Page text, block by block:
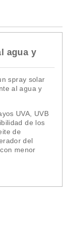
agua y
spray solar
al agua y
UVA, UVB
de los
de
del
menor